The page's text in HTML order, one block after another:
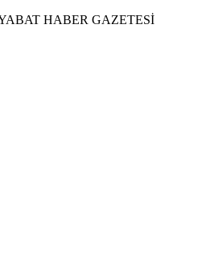
HABER GAZETESİ